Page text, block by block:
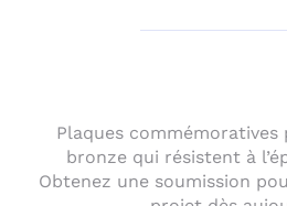
Plaques commémoratives
bronze qui résistent à
Obtenez une soumission